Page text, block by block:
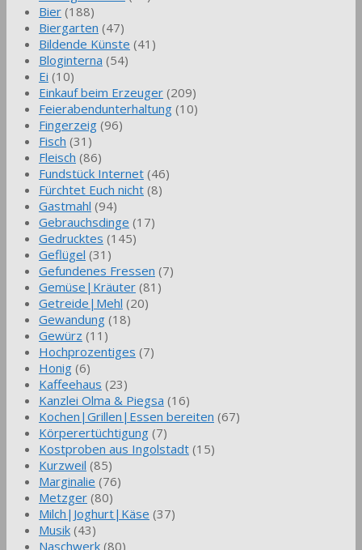
Bier (188)
Biergarten (47)
Bildende Künste (41)
Bloginterna (54)
Ei (10)
Einkauf beim Erzeuger (209)
Feierabendunterhaltung (10)
Fingerzeig (96)
Fisch (31)
Fleisch (86)
Fundstück Internet (46)
Fürchtet Euch nicht (8)
Gastmahl (94)
Gebrauchsdinge (17)
Gedrucktes (145)
Geflügel (31)
Gefundenes Fressen (7)
Gemüse|Kräuter (81)
Getreide|Mehl (20)
Gewandung (18)
Gewürz (11)
Hochprozentiges (7)
Honig (6)
Kaffeehaus (23)
Kanzlei Olma & Piegsa (16)
Kochen|Grillen|Essen bereiten (67)
Körperertüchtigung (7)
Kostproben aus Ingolstadt (15)
Kurzweil (85)
Marginalie (76)
Metzger (80)
Milch|Joghurt|Käse (37)
Musik (43)
Naschwerk (80)